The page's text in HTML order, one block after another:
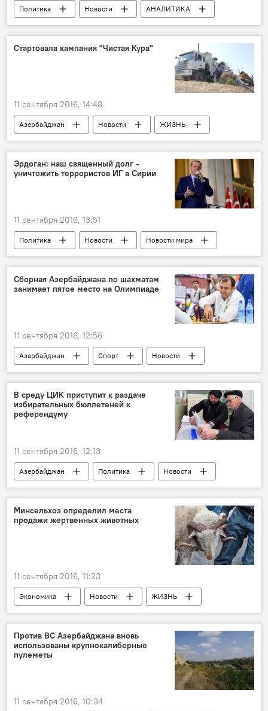
Политика Новости
АНАЛИТИКА
Новости мира
США
Терроризм
Стартовала кампания "Чистая Кура"
11 сентября 2016, 14:48
Азербайджан Новости
ЖИЗНЬ
Сальян
Сабирабад
Министерство экологии и природных ресурсов АР
IDEA
Blue Marine Foundation (BMF)
Эрдоган: наш священный долг -
уничтожить террористов ИГ в Сирии
11 сентября 2016, 13:51
Политика Новости
Новости мира
Турция
Реджеп Тайип Эрдоган
Антитеррористическая операция
Зачистка
Сборная Азербайджана по шахматам
занимает пятое место на Олимпиаде
11 сентября 2016, 12:56
Азербайджан Спорт
Новости
ЖИЗНЬ
В среду ЦИК приступит к раздаче
избирательных бюллетеней к
референдуму
11 сентября 2016, 12:13
Азербайджан Политика
Новости
ЖИЗНЬ
Мазахир Панахов
Центральная избирательная комиссия АР
Референдум
Наблюдатели
Минсельхоз определил места
продажи жертвенных животных
11 сентября 2016, 11:23
Экономика Новости
ЖИЗНЬ
Баку
Министерство сельского хозяйства Азербайджана
Министерство экономики АР
Против ВС Азербайджана вновь
использованы крупнокалиберные
пулеметы
11 сентября 2016, 10:34